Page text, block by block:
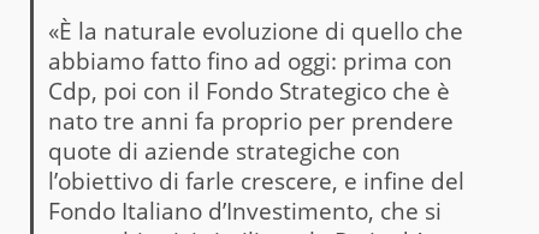
«È la naturale evoluzione di quello che
abbiamo fatto fino ad oggi: prima con
Cdp, poi con il Fondo Strategico che è
nato tre anni fa proprio per prendere
quote di aziende strategiche con
l’obiettivo di farle crescere, e infine del
Fondo Italiano d’Investimento, che si